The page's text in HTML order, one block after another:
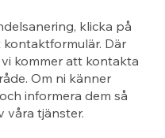
klicka på
Där
kommer att kontakta
Om ni känner
informera dem så
våra tjänster.